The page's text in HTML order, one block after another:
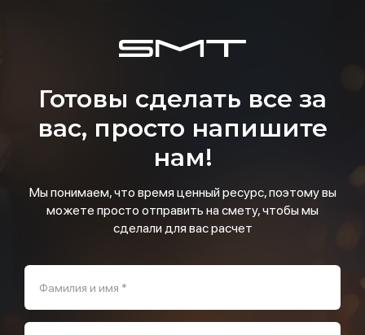
Готовы сделать все за
вас, просто напишите
нам!
Мы понимаем, что время ценный ресурс, поэтому вы
можете просто отправить на смету, чтобы мы
сделали для вас расчет
Фамилия и имя *